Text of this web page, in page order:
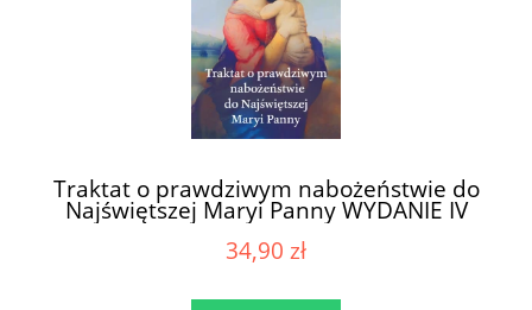
Traktat o prawdziwym nabożeństwie do
Najświętszej Maryi Panny WYDANIE IV
34,90 zł